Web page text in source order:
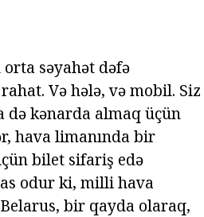
səyahət dəfə
Və hələ, və mobil. Siz
də kənarda almaq üçün
hava limanında bir
bilet sifariş edə
odur ki, milli hava
bir qayda olaraq,